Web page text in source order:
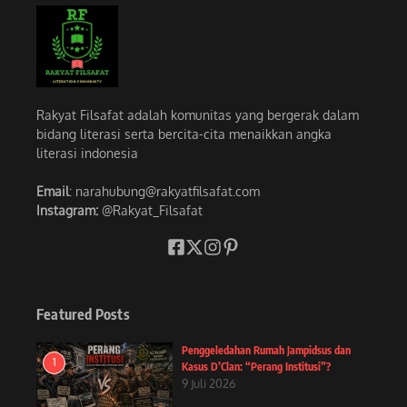
Rakyat Filsafat adalah komunitas yang bergerak dalam
bidang literasi serta bercita-cita menaikkan angka
literasi indonesia
Email: narahubung@rakyatfilsafat.com
Instagram: @Rakyat_Filsafat
Featured Posts
1
Penggeledahan Rumah Jampidsus dan
Kasus D’Clan: “Perang Institusi”?
9 Juli 2026